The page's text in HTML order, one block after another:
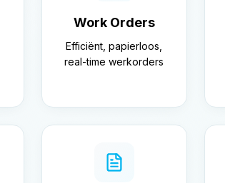
Work Orders
Efficiënt, papierloos,
real-time werkorders